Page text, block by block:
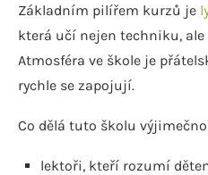
Základním pilířem kurzů je
která učí nejen techniku,
Atmosféra ve škole je
rychle se zapojují.
Co dělá tuto školu
lektoři, kteří rozumí